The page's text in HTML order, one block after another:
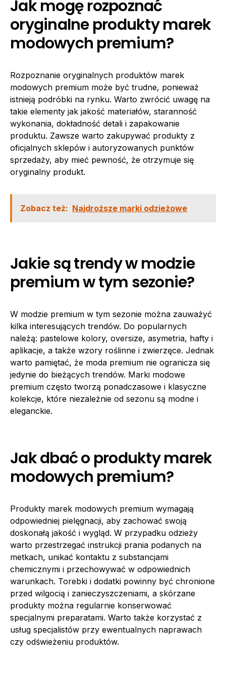
Jak mogę rozpoznać
oryginalne produkty marek
modowych premium?
Rozpoznanie oryginalnych produktów marek
modowych premium może być trudne, ponieważ
istnieją podróbki na rynku. Warto zwrócić uwagę na
takie elementy jak jakość materiałów, staranność
wykonania, dokładność detali i zapakowanie
produktu. Zawsze warto zakupywać produkty z
oficjalnych sklepów i autoryzowanych punktów
sprzedaży, aby mieć pewność, że otrzymuje się
oryginalny produkt.
Zobacz też: Najdroższe marki odzieżowe
Jakie są trendy w modzie
premium w tym sezonie?
W modzie premium w tym sezonie można zauważyć
kilka interesujących trendów. Do popularnych
należą: pastelowe kolory, oversize, asymetria, hafty i
aplikacje, a także wzory roślinne i zwierzęce. Jednak
warto pamiętać, że moda premium nie ogranicza się
jedynie do bieżących trendów. Marki modowe
premium często tworzą ponadczasowe i klasyczne
kolekcje, które niezależnie od sezonu są modne i
eleganckie.
Jak dbać o produkty marek
modowych premium?
Produkty marek modowych premium wymagają
odpowiedniej pielęgnacji, aby zachować swoją
doskonałą jakość i wygląd. W przypadku odzieży
warto przestrzegać instrukcji prania podanych na
metkach, unikać kontaktu z substancjami
chemicznymi i przechowywać w odpowiednich
warunkach. Torebki i dodatki powinny być chronione
przed wilgocią i zanieczyszczeniami, a skórzane
produkty można regularnie konserwować
specjalnymi preparatami. Warto także korzystać z
usług specjalistów przy ewentualnych naprawach
czy odświeżeniu produktów.